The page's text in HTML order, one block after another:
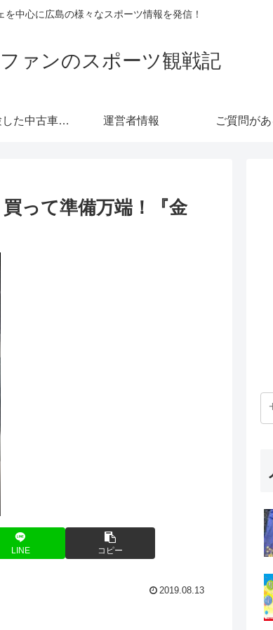
を中心に広島の様々なスポーツ情報を発信！
ァンのスポーツ観戦記
筆者も体験した中古車情報・トヨタ・軽自動車 広島査定実戦編！ 運営者情報 ご質問が
って準備万端！『金
LINE コピー
2019.08.13